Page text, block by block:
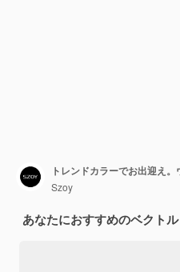
トレンドカラーでお出迎え
Szoy
あなたにおすすめのベクトル